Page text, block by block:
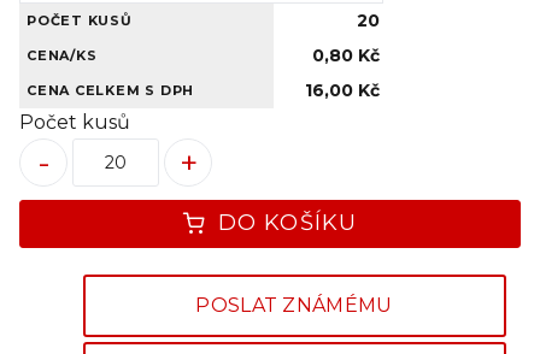
POČET KUSŮ 20
CENA/KS 0,80 Kč
CENA CELKEM S DPH 16,00 Kč
Počet kusů
+
-
DO KOŠÍKU
POSLAT ZNÁMÉMU